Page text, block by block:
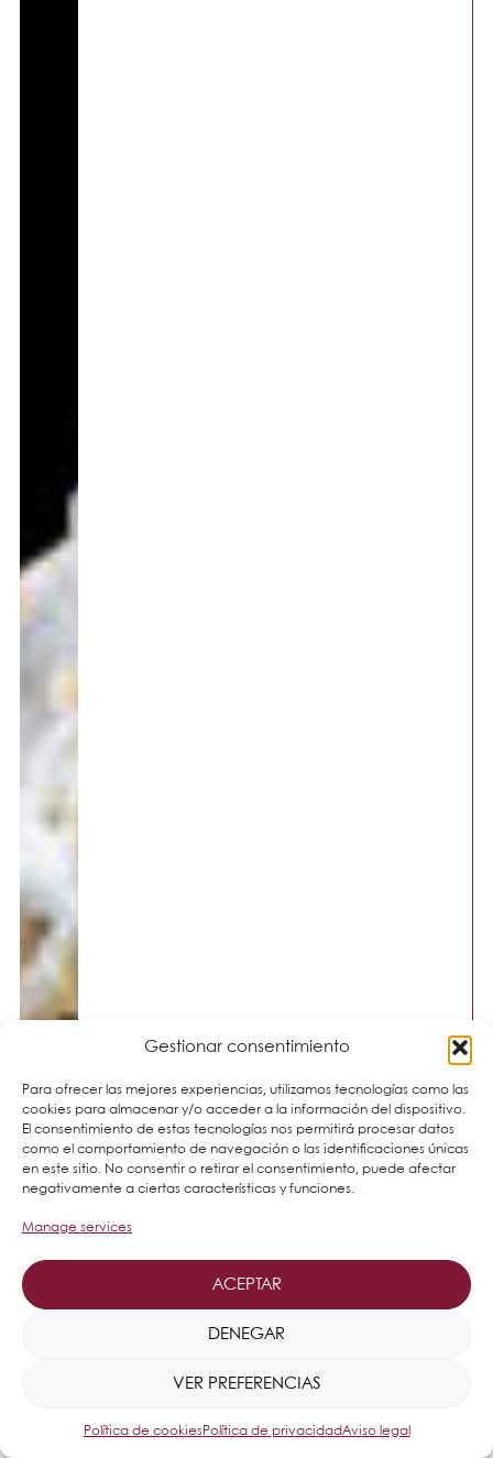
Gestionar consentimiento
Para ofrecer las mejores experiencias, utilizamos tecnologías como las
cookies para almacenar y/o acceder a la información del dispositivo.
El consentimiento de estas tecnologías nos permitirá procesar datos
como el comportamiento de navegación o las identificaciones únicas
en este sitio. No consentir o retirar el consentimiento, puede afectar
negativamente a ciertas características y funciones.
Manage services
ACEPTAR
DENEGAR
VER PREFERENCIAS
Política de cookiesPolítica de privacidadAviso legal